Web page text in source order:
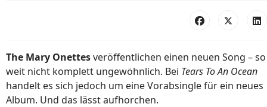
The Mary Onettesveröffentlichen einen neuen Song – so
weit nicht komplett ungewöhnlich. Bei Tears To An Ocean
handelt es sich jedoch um eine Vorabsingle für ein neues
Album. Und das lässt aufhorchen.